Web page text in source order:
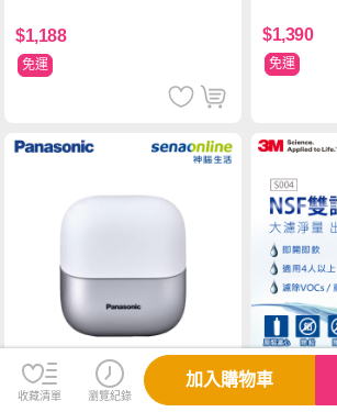
$1,188
免運
$1,390
免運
【強勢爸氣】Panasonic掌上型 【3M】極
收藏清單 瀏覽紀錄
加入購物車